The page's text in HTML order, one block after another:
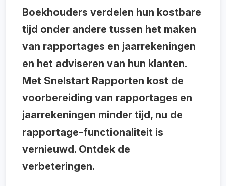
Boekhouders verdelen hun kostbare
tijd onder andere tussen het maken
van rapportages en jaarrekeningen
en het adviseren van hun klanten.
Met Snelstart Rapporten kost de
voorbereiding van rapportages en
jaarrekeningen minder tijd, nu de
rapportage-functionaliteit is
vernieuwd. Ontdek de
verbeteringen.